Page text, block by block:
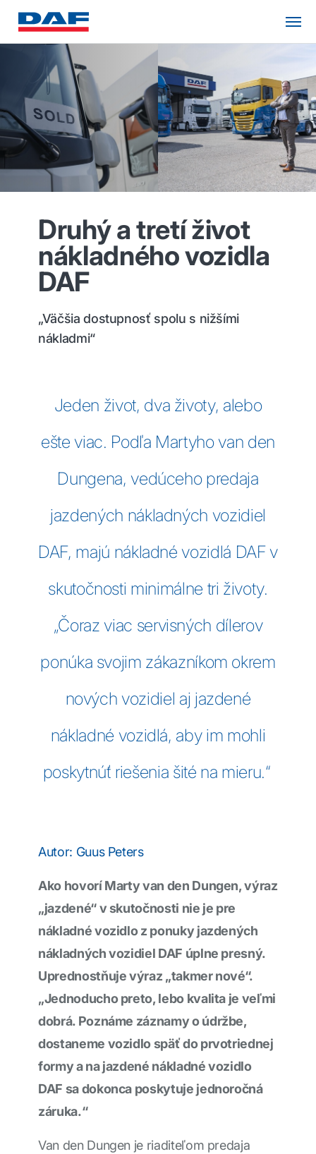
Druhý a tretí život
nákladného vozidla
DAF
„Väčšia dostupnosť spolu s nižšími
nákladmi“
Jeden život, dva životy, alebo
ešte viac. Podľa Martyho van den
Dungena, vedúceho predaja
jazdených nákladných vozidiel
DAF, majú nákladné vozidlá DAF v
skutočnosti minimálne tri životy.
„Čoraz viac servisných dílerov
ponúka svojim zákazníkom okrem
nových vozidiel aj jazdené
nákladné vozidlá, aby im mohli
poskytnúť riešenia šité na mieru.“
Autor: Guus Peters
Ako hovorí Marty van den Dungen, výraz
„jazdené“ v skutočnosti nie je pre
nákladné vozidlo z ponuky jazdených
nákladných vozidiel DAF úplne presný.
Uprednostňuje výraz „takmer nové“.
„Jednoducho preto, lebo kvalita je veľmi
dobrá. Poznáme záznamy o údržbe,
dostaneme vozidlo späť do prvotriednej
formy a na jazdené nákladné vozidlo
DAF sa dokonca poskytuje jednoročná
záruka.“
Van den Dungen je riaditeľom predaja